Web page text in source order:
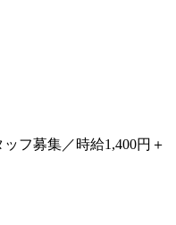
フ募集／時給1,400円＋